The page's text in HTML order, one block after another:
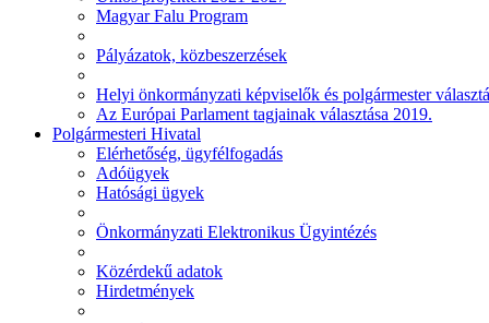
Magyar Falu Program
Pályázatok, közbeszerzések
Helyi önkormányzati képviselők és polgármester
Az Európai Parlament tagjainak választása 2019.
Polgármesteri Hivatal
Elérhetőség, ügyfélfogadás
Adóügyek
Hatósági ügyek
Önkormányzati Elektronikus Ügyintézés
Közérdekű adatok
Hirdetmények